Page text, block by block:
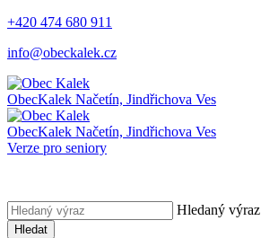
+420 474 680 911
info@obeckalek.cz
ObecKalek Načetín, Jindřichova Ves
ObecKalek Načetín, Jindřichova Ves
Verze pro seniory
Hledaný výraz
Hledat